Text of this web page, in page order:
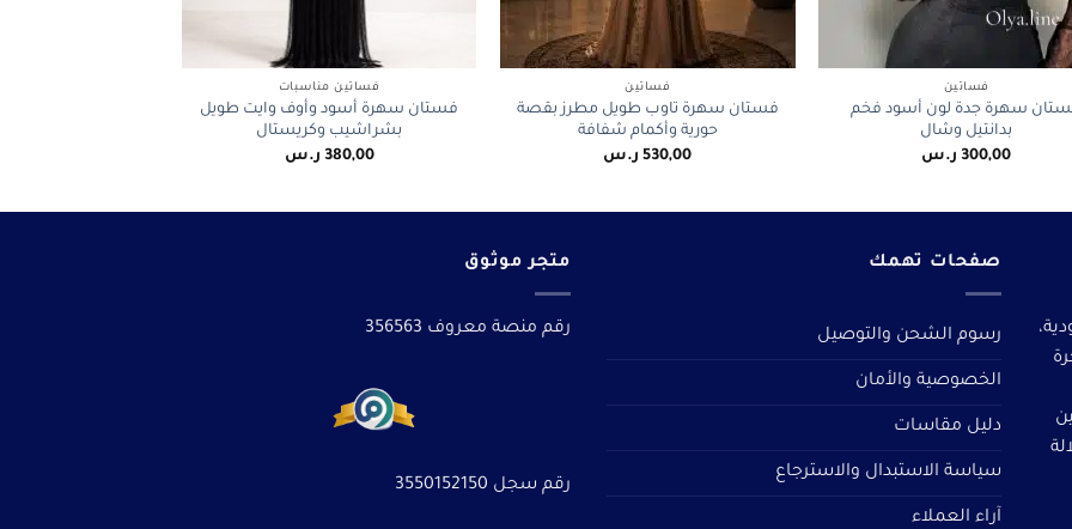
فساتين
سهرة جدة لون أسود فخم
بدانتيل وشال
300,00 ر.س
فساتين
فستان سهرة تاوب طويل مطرز بقصة
حورية وأكمام شفافة
530,00 ر.س
فساتين مناسبات
فستان سهرة أسود وأوف وايت طويل
بشراشيب وكريستال
380,00 ر.س
صفحات تهمك
رسوم الشحن والتوصيل
الخصوصية والأمان
دليل مقاسات
سياسة الاستبدال والاسترجاع
آراء العملاء
متجر موثوق
رقم منصة معروف 356563
رقم سجل 3550152150